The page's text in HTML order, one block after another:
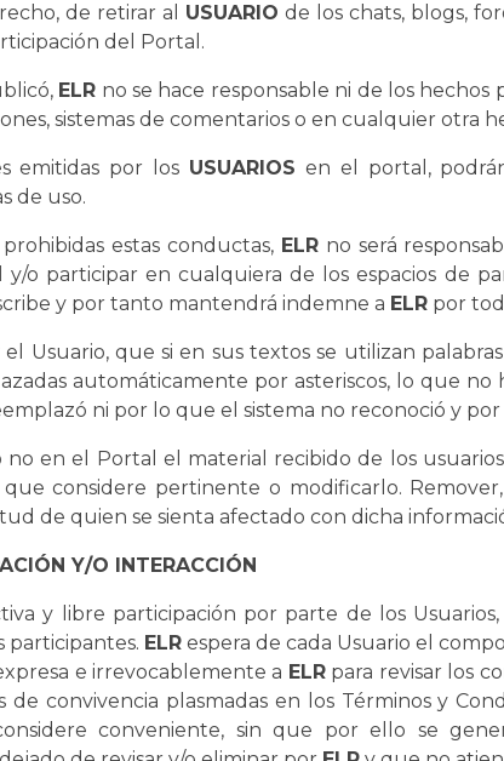
de retirar al USUARIO de los chats, blogs,
del Portal.
ELR no se hace responsable ni de los hechos
sistemas de comentarios o en cualquier otra
emitidas por los USUARIOS en el portal,
de uso.
estas conductas, ELRno será
o participar en cualquiera de los espacios de
y por tanto mantendrá indemne a ELR por
Usuario, que si en sus textos se utilizan
automáticamente por asteriscos, lo que
ni por lo que el sistema no reconoció y
no en el Portal el material recibido de los
considere pertinente o modificarlo.
de quien se sienta afectado con dicha
Y/O INTERACCIÓN
y libre participación por parte de los
participantes. ELR espera de cada Usuario el
e irrevocablemente a ELRpara revisar los
de convivencia plasmadas en los Términos y
conveniente, sin que por ello se